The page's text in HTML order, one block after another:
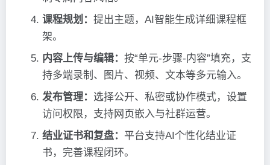
课程规划： 提出主题，AI智能生成详细课程框
架。
内容上传与编辑： 按“单元-步骤-内容”填充，支
持多端录制、图片、视频、文本等多元输入。
发布管理： 选择公开、私密或协作模式，设置
访问权限，支持网页嵌入与社群运营。
结业证书和复盘： 平台支持AI个性化结业证
书，完善课程闭环。